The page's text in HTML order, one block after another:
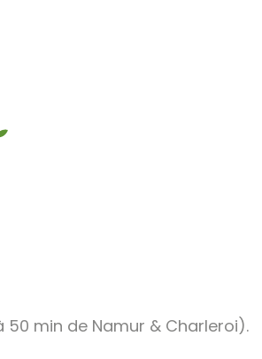
50 min de Namur & Charleroi).